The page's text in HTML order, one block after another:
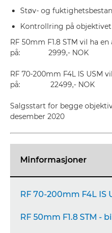
Støv- og
Kontrollring på objektivet
RF 50mm F1.8 STM vil ha
på: 2999,- NOK
RF 70-200mm F4L IS USM
på: 22499,- NOK
Salgsstart for begge
desember 2020
Minformasjoner
RF 70-200mm F4L IS
RF 50mm F1.8 STM -